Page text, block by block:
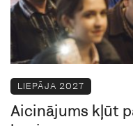
LIEPĀJA 2027
Aicinājums kļūt